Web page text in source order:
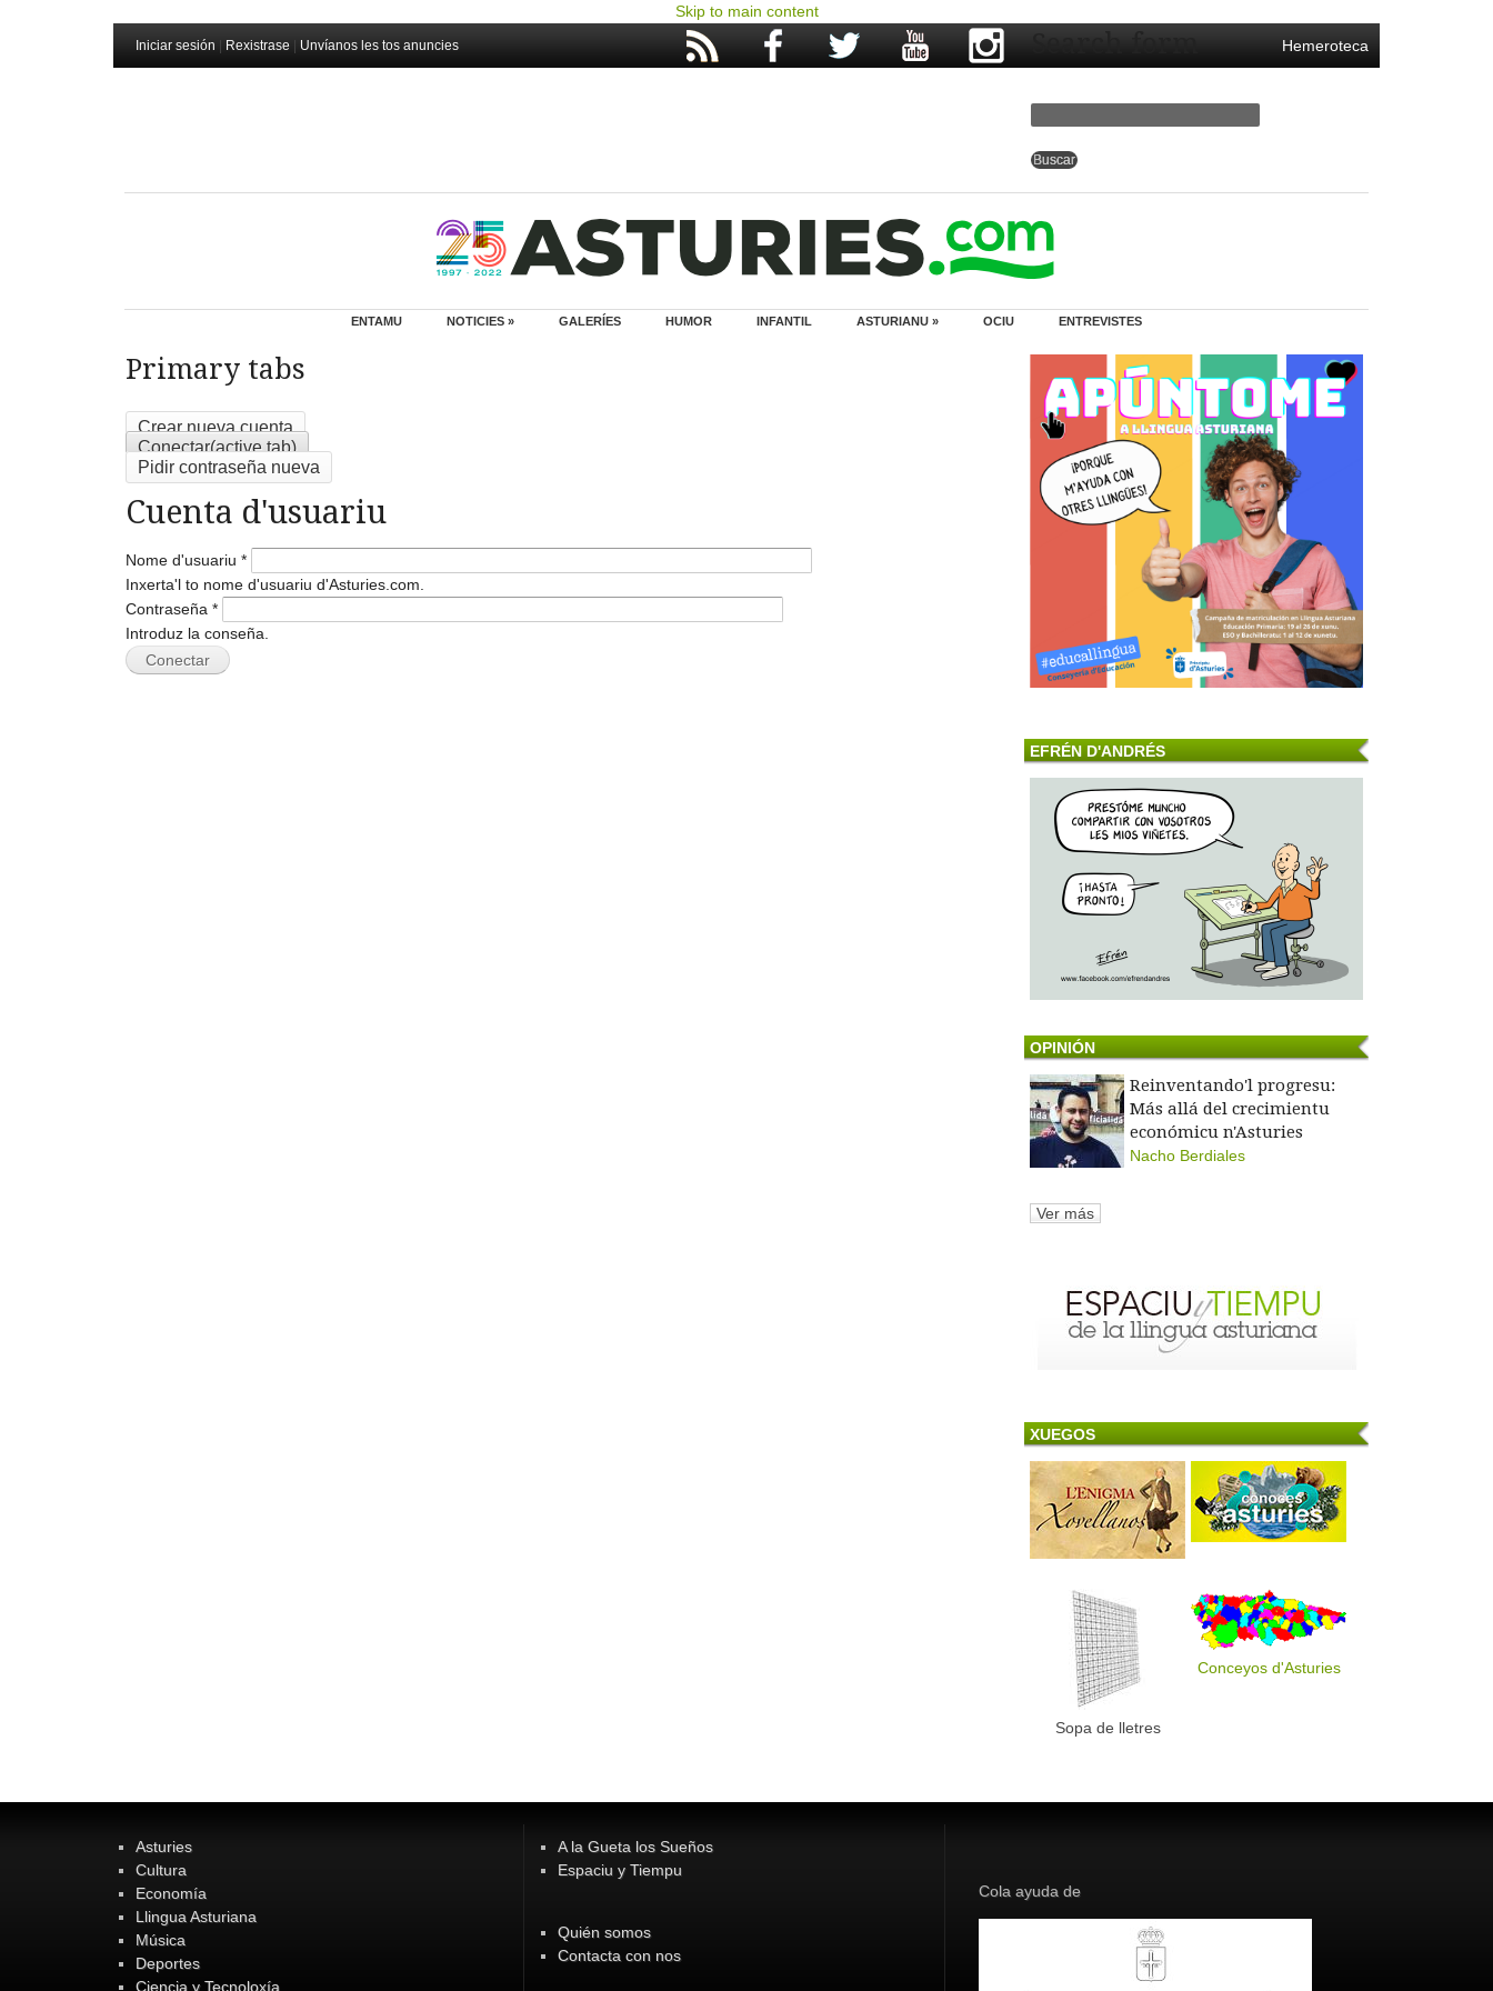
Skip to main content
Iniciar sesión Rexistrase Unvíanos les tos anuncies Hemeroteca
Search form
ENTAMU NOTICIES » GALERÍES HUMOR INFANTIL ASTURIANU » OCIU ENTREVISTES
Primary tabs
Crear nueva cuenta
Conectar(active tab)
Pidir contraseña nueva
Cuenta d'usuariu
Nome d'usuariu *
Inxerta'l to nome d'usuariu d'Asturies.com.
Contraseña *
Introduz la conseña.
EFRÉN D'ANDRÉS
OPINIÓN
Reinventando'l progresu:
Más allá del crecimientu
económicu n'Asturies
Nacho Berdiales
Ver más
XUEGOS
Sopa de lletres
Conceyos d'Asturies
Asturies
Cultura
Economía
Llingua Asturiana
Música
Deportes
Ciencia y Tecnoloxía
A la Gueta los Sueños
Espaciu y Tiempu
Quién somos
Contacta con nos
Cola ayuda de